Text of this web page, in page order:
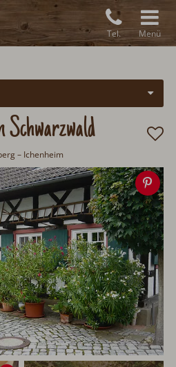
Tel. Menü
Schwarzwald
– Ichenheim